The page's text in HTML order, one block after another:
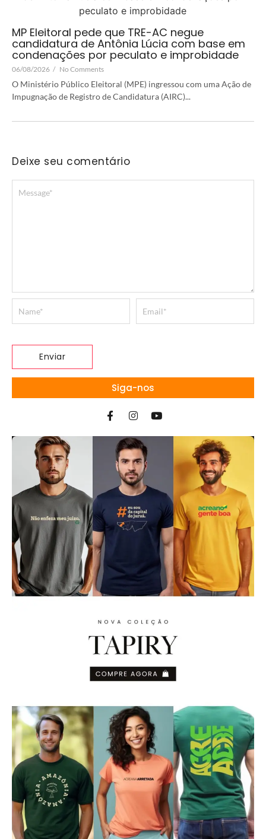
MP Eleitoral pede que TRE-AC negue
candidatura de Antônia Lúcia com base em
condenações por peculato e improbidade
06/08/2026 / No Comments
O Ministério Público Eleitoral (MPE) ingressou com uma Ação de
Impugnação de Registro de Candidatura (AIRC)...
Deixe seu comentário
Siga-nos